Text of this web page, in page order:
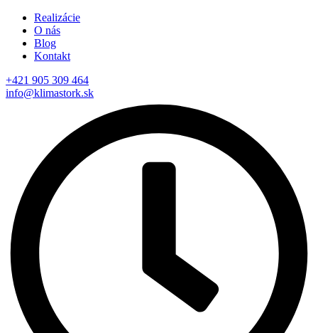
Realizácie
O nás
Blog
Kontakt
+421 905 309 464
info@klimastork.sk